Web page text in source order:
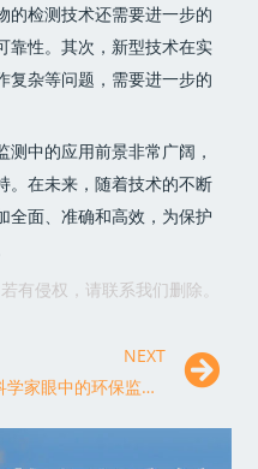
的检测技术还需要进一步的
靠性。其次，新型技术在实
复杂等问题，需要进一步的
中的应用前景非常广阔，
。在未来，随着技术的不断
全面、准确和高效，为保护
有侵权，请联系我们删除。
NEXT
科学家眼中的环保监测：构建生态文明的关键基石